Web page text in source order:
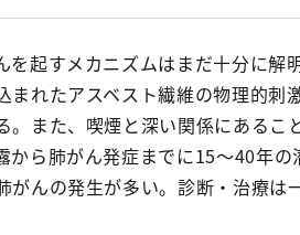
を起すメカニズムはまだ十分に解
まれたアスベスト繊維の物理的刺
。また、喫煙と深い関係にあるこ
から肺がん発症までに15～40年の
がんの発生が多い。診断・治療は